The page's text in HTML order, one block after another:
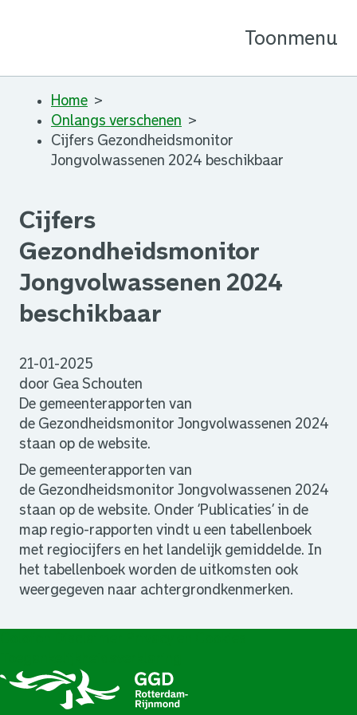
Toonmenu
Home
Onlangs verschenen
Cijfers Gezondheidsmonitor
Jongvolwassenen 2024 beschikbaar
Cijfers
Gezondheidsmonitor
Jongvolwassenen 2024
beschikbaar
21-01-2025
door Gea Schouten
De gemeenterapporten van
de Gezondheidsmonitor Jongvolwassenen 2024
staan op de website.
De gemeenterapporten van
de Gezondheidsmonitor Jongvolwassenen 2024
staan op de website. Onder ‘Publicaties’ in de
map regio-rapporten vindt u een tabellenboek
met regiocijfers en het landelijk gemiddelde. In
het tabellenboek worden de uitkomsten ook
weergegeven naar achtergrondkenmerken.